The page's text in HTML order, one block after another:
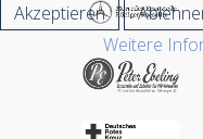
Akzeptieren
Weitere